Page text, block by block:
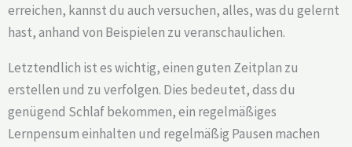
erreichen, kannst du auch versuchen, alles, was du gelernt
hast, anhand von Beispielen zu veranschaulichen.
Letztendlich ist es wichtig, einen guten Zeitplan zu
erstellen und zu verfolgen. Dies bedeutet, dass du
genügend Schlaf bekommen, ein regelmäßiges
Lernpensum einhalten und regelmäßig Pausen machen